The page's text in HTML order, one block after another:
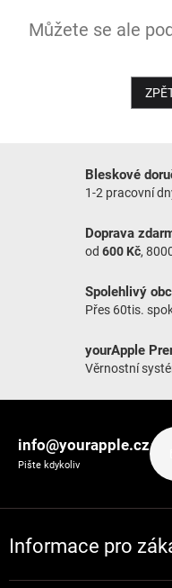
NOVINKY
Můžete se ale
Bleskové
1-2 pracovní
Doprava
od 600 Kč,
Spolehlivý
Přes 60tis.
yourApple
Věrnostní
info@yourapple.cz
Pište kdykoliv
Informace pro